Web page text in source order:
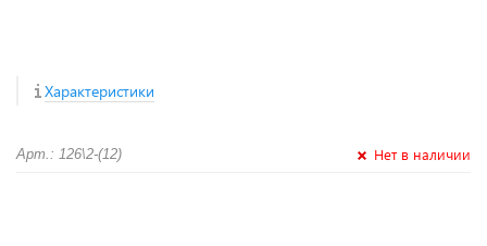
Характеристики
Арт.: 126\2-(12) Нет в наличии